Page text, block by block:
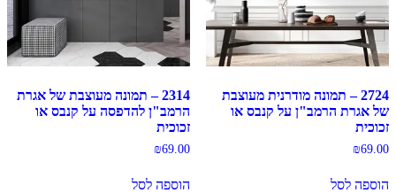
2724 – תמונה מודרנית מעוצבת
של אגרת הרמב"ן על קנבס או
זכוכית
₪69.00
הוספה לסל
2314 – תמונה מעוצבת של אגרת
הרמב"ן להדפסה על קנבס או
זכוכית
₪69.00
הוספה לסל